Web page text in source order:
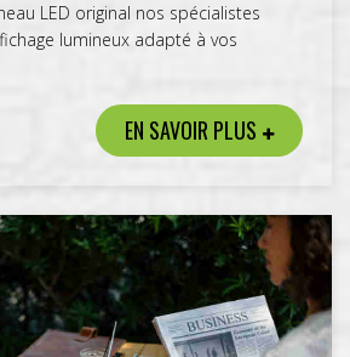
LED original nos spécialistes
lumineux adapté à vos
EN SAVOIR PLUS